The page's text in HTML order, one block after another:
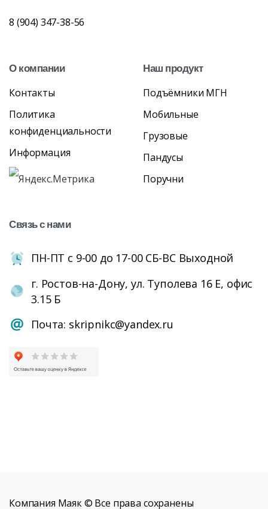
8 (904) 347-38-56
Окомпании
Контакты
Политика
конфиденциальности
Информация
Наш продукт
Подъёмники МГН
Мобильные
Грузовые
Пандусы
Поручни
Связьснами
ПН-ПТ с 9-00 до 17-00 СБ-ВС Выходной
г. Ростов-на-Дону, ул. Туполева 16 Е, офис
3.15 Б
Почта: skripnikc@yandex.ru
Компания Маяк © Все права сохранены